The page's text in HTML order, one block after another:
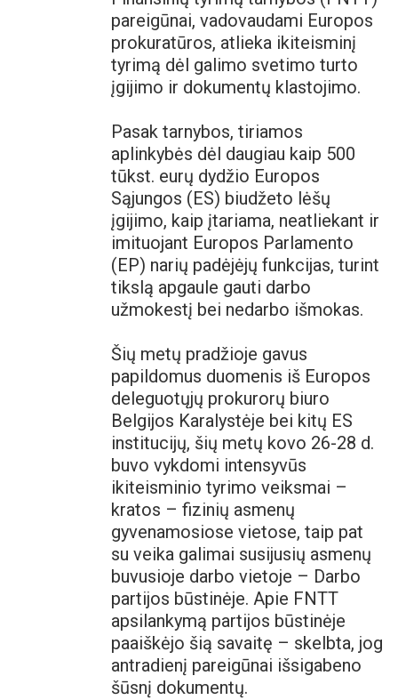
pareigūnai, vadovaudami Europos
prokuratūros, atlieka ikiteisminį
tyrimą dėl galimo svetimo turto
įgijimo ir dokumentų klastojimo.
Pasak tarnybos, tiriamos
aplinkybės dėl daugiau kaip 500
tūkst. eurų dydžio Europos
Sąjungos (ES) biudžeto lėšų
įgijimo, kaip įtariama, neatliekant ir
imituojant Europos Parlamento
(EP) narių padėjėjų funkcijas, turint
tikslą apgaule gauti darbo
užmokestį bei nedarbo išmokas.
Šių metų pradžioje gavus
papildomus duomenis iš Europos
deleguotųjų prokurorų biuro
Belgijos Karalystėje bei kitų ES
institucijų, šių metų kovo 26-28 d.
buvo vykdomi intensyvūs
ikiteisminio tyrimo veiksmai –
kratos – fizinių asmenų
gyvenamosiose vietose, taip pat
su veika galimai susijusių asmenų
buvusioje darbo vietoje – Darbo
partijos būstinėje. Apie FNTT
apsilankymą partijos būstinėje
paaiškėjo šią savaitę – skelbta, jog
antradienį pareigūnai išsigabeno
šūsnį dokumentų.